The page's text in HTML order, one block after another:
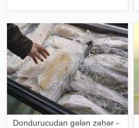
preslənmiş kətan toxumlarında
Dondurucudan gələn zəhər -